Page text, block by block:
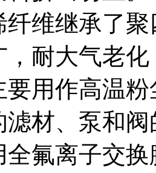
纤维继承了
，耐大气老
要用作高温
滤材、泵和
全氟离子交